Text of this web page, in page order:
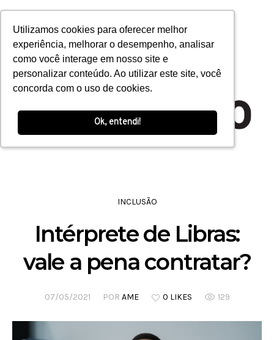
Utilizamos cookies para oferecer melhor
experiência, melhorar o desempenho, analisar
como você interage em nosso site e
personalizar conteúdo. Ao utilizar este site, você
concorda com o uso de cookies.
Ok, entendi!
Utilizamos cookies para oferecer melhor
experiência, melhorar o desempenho, analisar
como você interage em nosso site e
personalizar conteúdo. Ao utilizar este site, você
concorda com o uso de cookies.
Ok, entendi!
Open toolbar
INCLUSÃO
Intérprete de Libras:
vale a pena contratar?
07/05/2021 POR AME 0 LIKES 129